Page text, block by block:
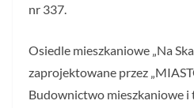
nr 337.
Osiedle mieszkaniowe „Na
zaprojektowane przez
Budownictwo mieszkaniowe i